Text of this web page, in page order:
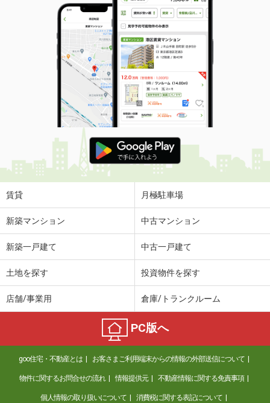
間取り
1K
熊本県熊本市北区龍田１丁目
価 格
6.10万円
住 所
熊本県熊本市北区龍田１丁目
専有面積 57.54m²
間取り
2LDK
熊本県熊本市中央区新大江１丁目
価 格
5.30万円
住 所
熊本県熊本市中央区新大江１丁目
専有面積
熊本県熊本市東区上南部２丁目
6.50万円
熊本県阿蘇市三久保
6.30万円
住 所
熊本県阿蘇市三久保
専有面積 69m²
間取り
3LDK
熊本県熊本市北区楠４丁目
賃貸 月極駐車場
新築マンション 中古マンション
新築一戸建て 中古一戸建て
土地を探す 投資物件を探す
店舗/事業用 倉庫/トランクルーム
PC版へ
goo住宅・不動産とは お客さまご利用端末からの情報の外部送信について
物件に関するお問合せの流れ 情報提供元 不動産情報に関する免責事項
個人情報の取り扱いについて 消費税に関する表記について